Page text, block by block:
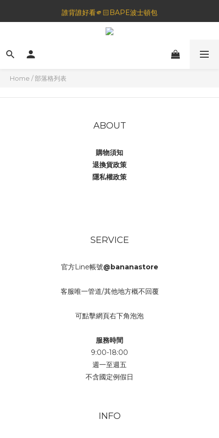
🦟蚊蟲都逃不過！可折疊伸縮電拍⚡️
誰背誰好看🫵🏻BAPE波士頓包
一夜好眠🌙 無印良品 晚安噴霧💤
Home /部落格列表
ABOUT
購物須知
退換貨政策
隱私權政策
SERVICE
官方Line帳號@bananastore
客服唯一管道/其他地方概不回覆
可點擊網頁右下角泡泡
服務時間
9:00-18:00
週一至週五
不含國定例假日
INFO